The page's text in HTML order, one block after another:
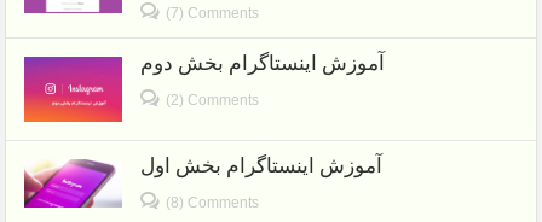
(7) Comments
آموزش اینستاگرام بخش دوم
(2) Comments
آموزش اینستاگرام بخش اول
(8) Comments